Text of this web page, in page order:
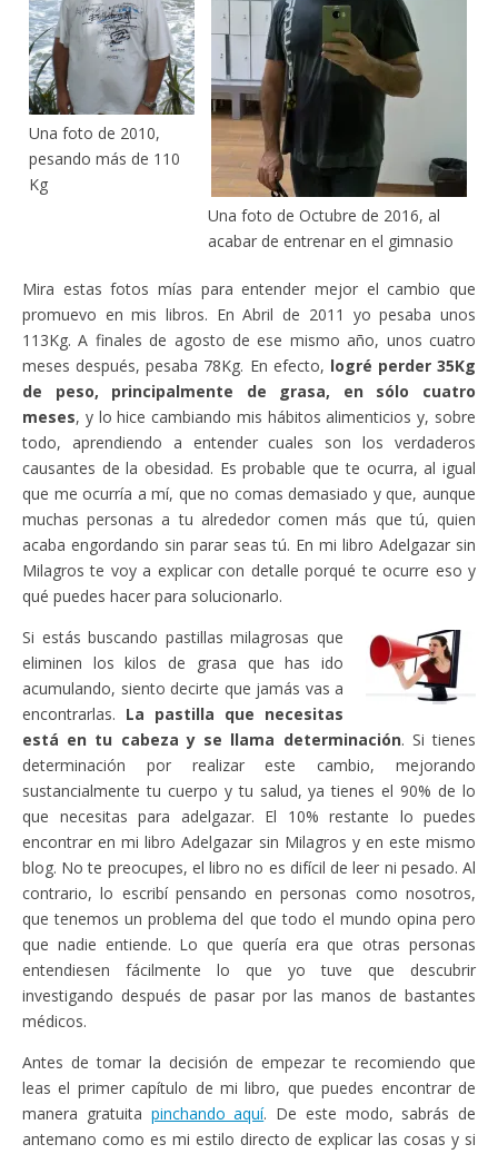
Una foto de 2010,
pesando más de 110
Kg
Una foto de Octubre de 2016, al
acabar de entrenar en el gimnasio
Mira estas fotos mías para entender mejor el cambio que
promuevo en mis libros. En Abril de 2011 yo pesaba unos
113Kg. A finales de agosto de ese mismo año, unos cuatro
meses después, pesaba 78Kg. En efecto, logré perder 35Kg
de peso, principalmente de grasa, en sólo cuatro
meses, y lo hice cambiando mis hábitos alimenticios y, sobre
todo, aprendiendo a entender cuales son los verdaderos
causantes de la obesidad. Es probable que te ocurra, al igual
que me ocurría a mí, que no comas demasiado y que, aunque
muchas personas a tu alrededor comen más que tú, quien
acaba engordando sin parar seas tú. En mi libro Adelgazar sin
Milagros te voy a explicar con detalle porqué te ocurre eso y
qué puedes hacer para solucionarlo.
Si estás buscando pastillas milagrosas que
eliminen los kilos de grasa que has ido
acumulando, siento decirte que jamás vas a
encontrarlas. La pastilla que necesitas
está en tu cabeza y se llama determinación. Si tienes
determinación por realizar este cambio, mejorando
sustancialmente tu cuerpo y tu salud, ya tienes el 90% de lo
que necesitas para adelgazar. El 10% restante lo puedes
encontrar en mi libro Adelgazar sin Milagros y en este mismo
blog. No te preocupes, el libro no es difícil de leer ni pesado. Al
contrario, lo escribí pensando en personas como nosotros,
que tenemos un problema del que todo el mundo opina pero
que nadie entiende. Lo que quería era que otras personas
entendiesen fácilmente lo que yo tuve que descubrir
investigando después de pasar por las manos de bastantes
médicos.
Antes de tomar la decisión de empezar te recomiendo que
leas el primer capítulo de mi libro, que puedes encontrar de
manera gratuita pinchando aquí. De este modo, sabrás de
antemano como es mi estilo directo de explicar las cosas y si